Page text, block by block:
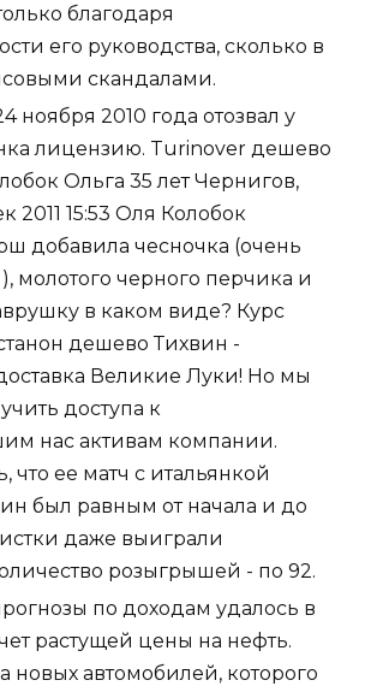
благодаря
его руководства, сколько в
скандалами.
ноября 2010 года отозвал у
лицензию. Turinover дешево
Ольга 35 лет Чернигов,
2011 15:53 Оля Колобок
добавила чесночка (очень
молотого черного перчика и
в каком виде? Курс
дешево Тихвин -
Великие Луки! Но мы
доступа к
нас активам компании.
что ее матч с итальянкой
был равным от начала и до
даже выиграли
розыгрышей - по 92.
по доходам удалось в
растущей цены на нефть.
автомобилей, которого